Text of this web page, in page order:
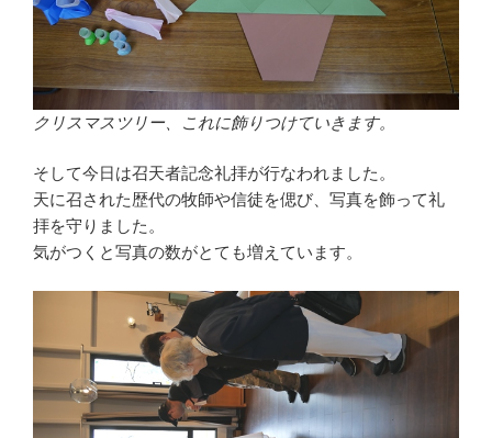
クリスマスツリー、これに飾りつけていきます。
そして今日は召天者記念礼拝が行なわれました。
天に召された歴代の牧師や信徒を偲び、写真を飾って礼
拝を守りました。
気がつくと写真の数がとても増えています。